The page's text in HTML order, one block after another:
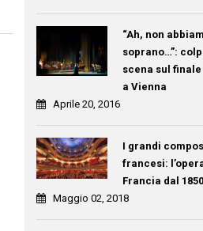
“Ah, non
soprano…”:
scena sul finale
a Vienna
Aprile 20, 2016
I grandi
francesi:
Francia dal 1850
Maggio 02, 2018